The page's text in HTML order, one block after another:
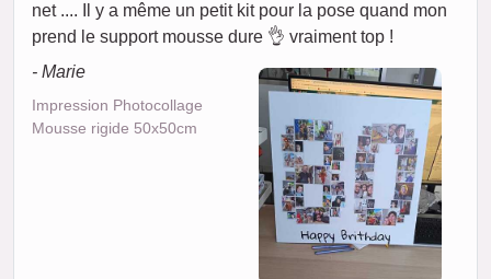
net .... Il y a même un petit kit pour la pose quand mon
prend le support mousse dure 👌 vraiment top !
- Marie
Impression Photocollage
Mousse rigide 50x50cm